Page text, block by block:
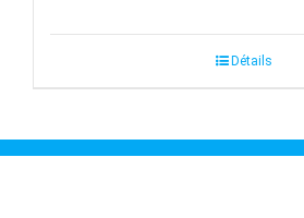
Détails